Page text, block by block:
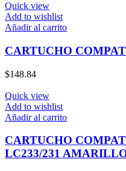
Quick view
Add to wishlist
Añadir al carrito
CARTUCHO
$148.84
Quick view
Add to wishlist
Añadir al carrito
CARTUCHO
LC233/231